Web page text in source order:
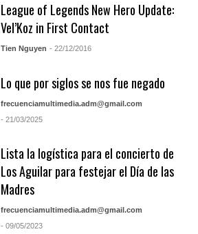
League of Legends New Hero Update:
Vel’Koz in First Contact
Tien Nguyen - 22/12/2016
Lo que por siglos se nos fue negado
frecuenciamultimedia.adm@gmail.com
- 21/03/2025
Lista la logística para el concierto de
Los Aguilar para festejar el Día de las
Madres
frecuenciamultimedia.adm@gmail.com
- 09/05/2023